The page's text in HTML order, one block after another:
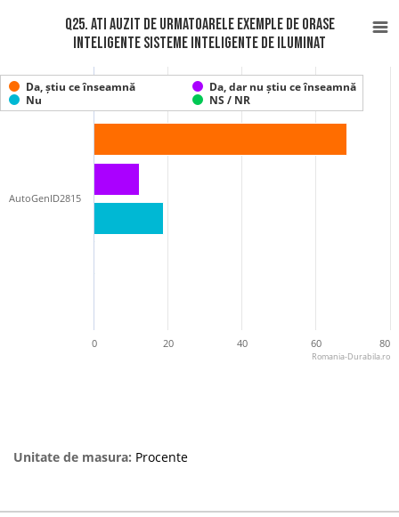
Q25. Ati auzit de urmatoarele exemple de ORASE
INTELIGENTE Sisteme inteligente de iluminat
Da, știu ce înseamnă
Da, dar nu știu ce înseamnă
Nu
NS / NR
AutoGenID2815
0 20 40 60 80
Romania-Durabila.ro
Unitate de masura: Procente